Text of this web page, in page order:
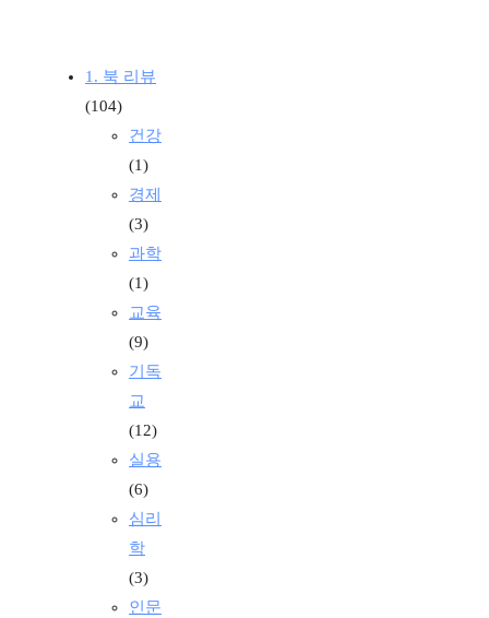
1. 북 리뷰
(104)
건강
(1)
경제
(3)
과학
(1)
교육
(9)
기독
교
(12)
실용
(6)
심리
학
(3)
인문